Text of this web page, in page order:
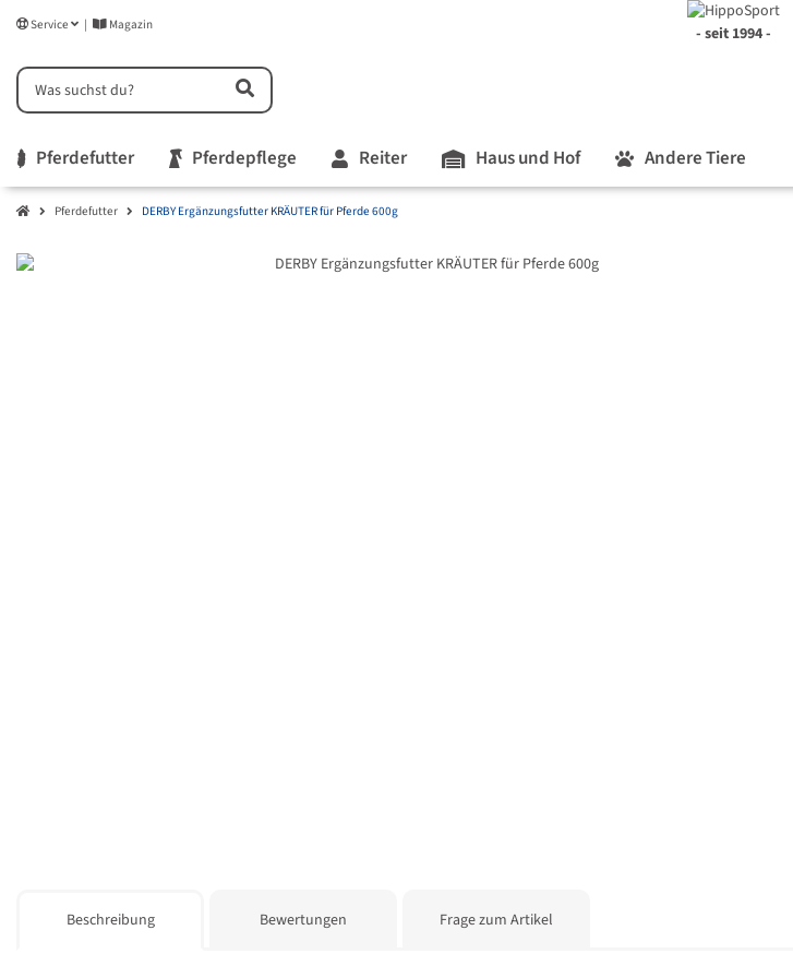
- seit 1994 -
Service Magazin
Pferdefutter Pferdepflege Reiter Haus und Hof Andere Tiere
Pferdefutter DERBY Ergänzungsfutter KRÄUTER für Pferde 600g
Beschreibung
Bewertungen Frage zum Artikel